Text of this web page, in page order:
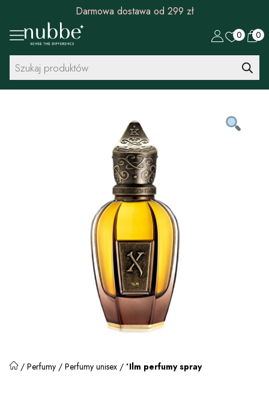
Darmowa dostawa od 299 zł
0 0
Wyszukiwarka
produktów
/ Perfumy / Perfumy unisex / ’Ilm perfumy spray